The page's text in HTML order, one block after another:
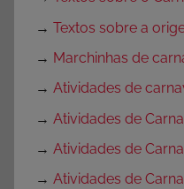
→ Textos sobre a
→ Marchinhas de
→ Atividades de
→ Atividades de
→ Atividades de
→ Atividades de